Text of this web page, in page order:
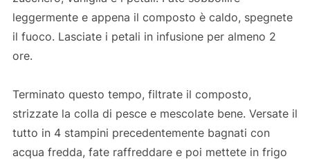
leggermente e appena il composto è caldo, spegnete
il fuoco. Lasciate i petali in infusione per almeno 2
ore.
Terminato questo tempo, filtrate il composto,
strizzate la colla di pesce e mescolate bene. Versate il
tutto in 4 stampini precedentemente bagnati con
acqua fredda, fate raffreddare e poi mettete in frigo